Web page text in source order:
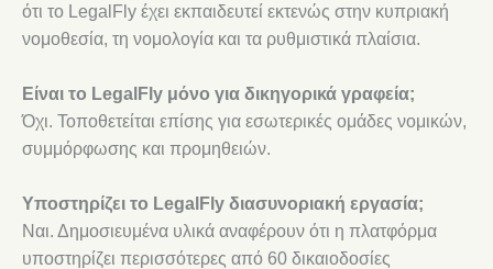
ότι το LegalFly έχει εκπαιδευτεί εκτενώς στην κυπριακή
νομοθεσία, τη νομολογία και τα ρυθμιστικά πλαίσια.
Είναι το LegalFly μόνο για δικηγορικά γραφεία;
Όχι. Τοποθετείται επίσης για εσωτερικές ομάδες νομικών,
συμμόρφωσης και προμηθειών.
Υποστηρίζει το LegalFly διασυνοριακή εργασία;
Ναι. Δημοσιευμένα υλικά αναφέρουν ότι η πλατφόρμα
υποστηρίζει περισσότερες από 60 δικαιοδοσίες